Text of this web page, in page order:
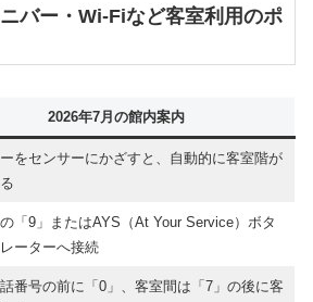
バー・Wi-Fiなど客室利用のポ
2026年7月の館内案内
をセンサーにかざすと、自動的に客室階が
「9」またはAYS（At Your Service）ボタ
ーターへ接続
番号の前に「0」、客室間は「7」の後に客